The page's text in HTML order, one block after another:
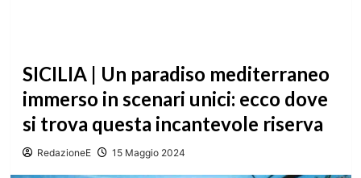
SICILIA | Un paradiso mediterraneo
immerso in scenari unici: ecco dove
si trova questa incantevole riserva
RedazioneE 15 Maggio 2024